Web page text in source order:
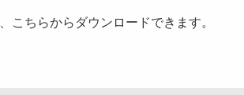
こちらからダウンロードできます。